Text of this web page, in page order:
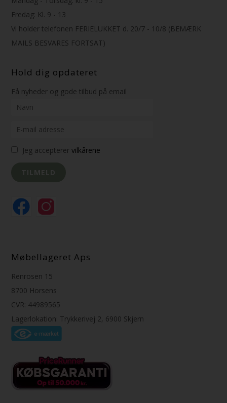
Fredag: Kl. 9 - 13
Vi holder telefonen FERIELUKKET d. 20/7 - 10/8 (BEMÆRK
MAILS BESVARES FORTSAT)
Hold dig opdateret
Få nyheder og gode tilbud på email
Jeg accepterervilkårene
Møbellageret Aps
Renrosen 15
8700 Horsens
CVR: 44989565
Lagerlokation: Trykkerivej 2, 6900 Skjern